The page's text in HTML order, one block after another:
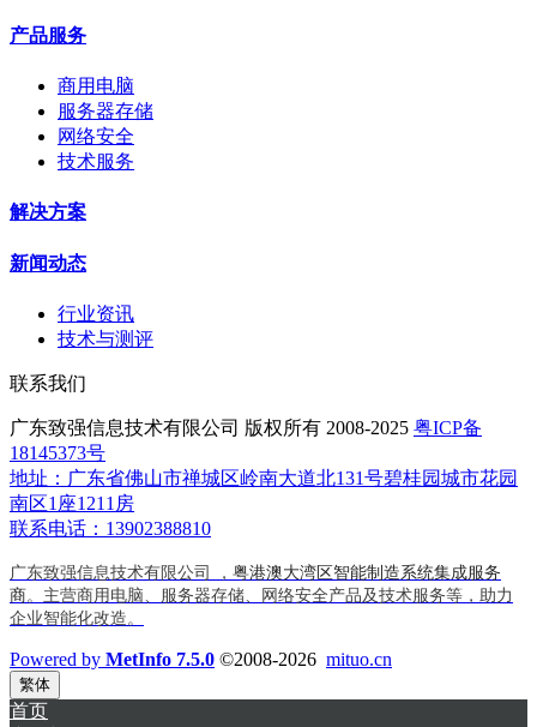
产品服务
商用电脑
服务器存储
网络安全
技术服务
解决方案
新闻动态
行业资讯
技术与测评
联系我们
广东致强信息技术有限公司 版权所有 2008-2025 粤ICP备
18145373号
地址：广东省佛山市禅城区岭南大道北131号碧桂园城市花园
南区1座1211房
联系电话：13902388810
广东致强信息技术有限公司 ， 粤港澳大湾区智能制造系统集成服务
商。主营商用电脑、服务器存储、网络安全产品及技术服务等，助力
企业智能化改造。
Powered by MetInfo 7.5.0 ©2008-2026 mituo.cn
繁体
首页